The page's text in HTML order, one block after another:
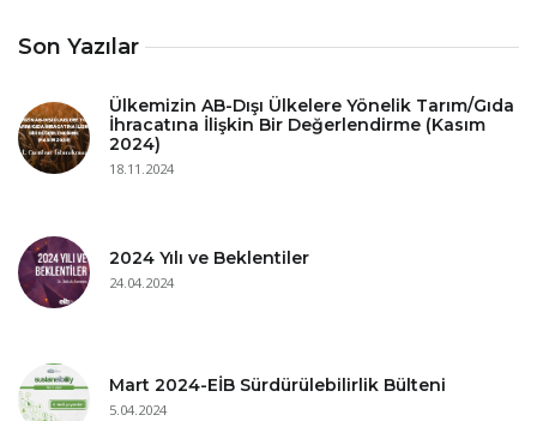
Son Yazılar
Ülkemizin AB-Dışı Ülkelere Yönelik Tarım/Gıda
İhracatına İlişkin Bir Değerlendirme (Kasım
2024)
18.11.2024
2024 Yılı ve Beklentiler
24.04.2024
Mart 2024-EİB Sürdürülebilirlik Bülteni
5.04.2024